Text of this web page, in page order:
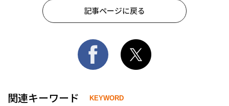
記事ページに戻る
関連キーワード KEYWORD